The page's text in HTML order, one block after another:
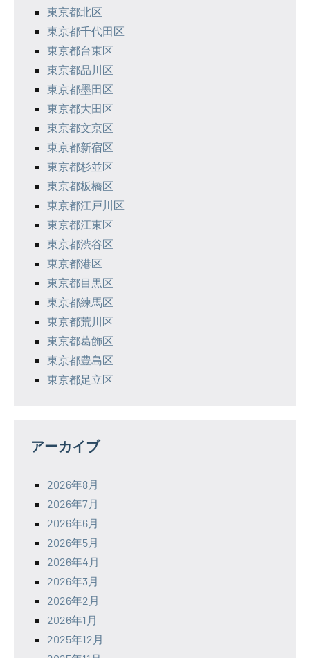
東京都北区
東京都千代田区
東京都台東区
東京都品川区
東京都墨田区
東京都大田区
東京都文京区
東京都新宿区
東京都杉並区
東京都板橋区
東京都江戸川区
東京都江東区
東京都渋谷区
東京都港区
東京都目黒区
東京都練馬区
東京都荒川区
東京都葛飾区
東京都豊島区
東京都足立区
アーカイブ
2026年8月
2026年7月
2026年6月
2026年5月
2026年4月
2026年3月
2026年2月
2026年1月
2025年12月